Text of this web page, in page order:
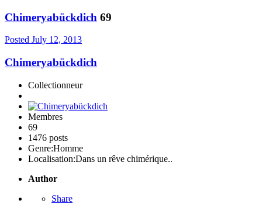
Chimeryabückdich 69
Posted July 12, 2013
Chimeryabückdich
Collectionneur
Membres
69
1476 posts
Genre:Homme
Localisation:Dans un rêve chimérique..
Author
Share